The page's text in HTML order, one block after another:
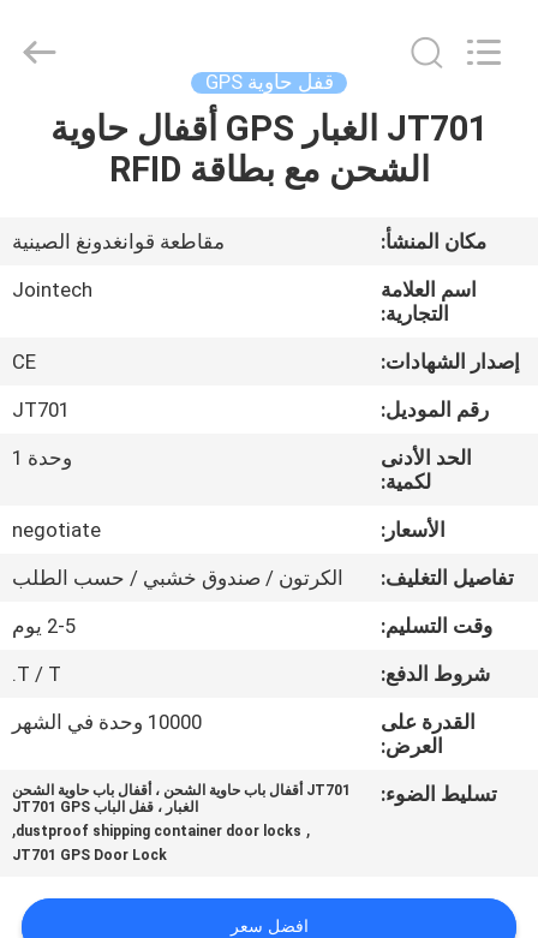
الصفحة
الرئيسية
منتجات
الواقع
الافتراضي
معلومات
جولة
المعمل
الجودة
بنا
قفل حاوية GPS
JT701 الغبار GPS أقفال حاوية
الشحن مع بطاقة RFID
مكان المنشأ:
مقاطعة قوانغدونغ الصينية
اسم العلامة
التجارية:
Jointech
إصدار الشهادات:
CE
رقم الموديل:
JT701
الحد الأدنى
لكمية:
وحدة 1
الأسعار:
negotiate
تفاصيل التغليف:
الكرتون / صندوق خشبي / حسب الطلب
وقت التسليم:
2-5 يوم
شروط الدفع:
T / T.
القدرة على
العرض:
10000 وحدة في الشهر
تسليط الضوء:
JT701 أقفال باب حاوية الشحن ، أقفال باب حاوية الشحن
الغبار ، قفل الباب JT701 GPS
,
dustproof shipping container door locks
,
JT701 GPS Door Lock
افضل سعر